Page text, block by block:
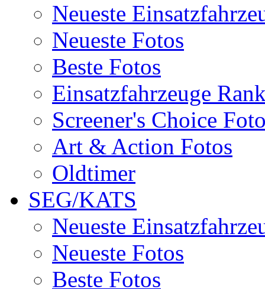
Neueste
Neueste Fotos
Beste Fotos
Einsatzfahrzeuge
Screener's Choice
Art & Action Fotos
Oldtimer
SEG/KATS
Neueste
Neueste Fotos
Beste Fotos